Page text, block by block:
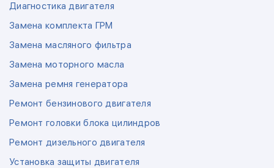
Диагностика двигателя
Замена комплекта ГРМ
Замена масляного фильтра
Замена моторного масла
Замена ремня генератора
Ремонт бензинового двигателя
Ремонт головки блока цилиндров
Ремонт дизельного двигателя
Установка защиты двигателя